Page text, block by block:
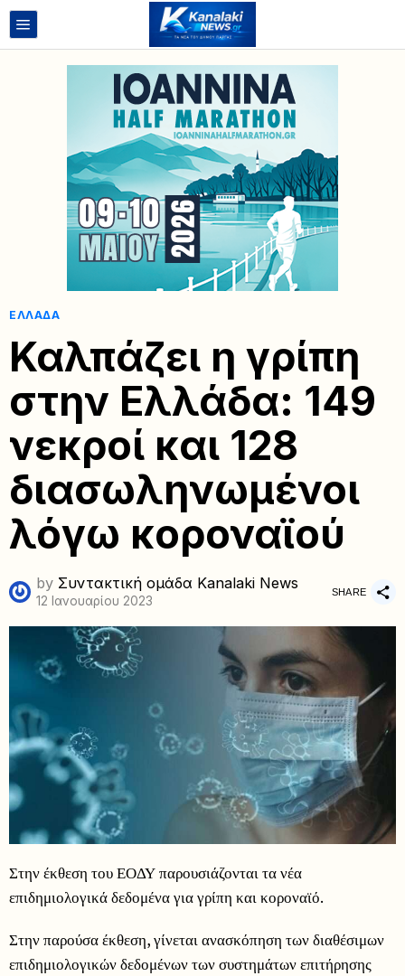
ΕΛΛΆΔΑ
Καλπάζει η γρίπη
στην Ελλάδα: 149
νεκροί και 128
διασωληνωμένοι
λόγω κοροναϊού
by Συντακτική ομάδα Kanalaki News
12 Ιανουαρίου 2023
SHARE
Στην έκθεση του ΕΟΔΥ παρουσιάζονται τα νέα
επιδημιολογικά δεδομένα για γρίπη και κοροναϊό.
Στην παρούσα έκθεση, γίνεται ανασκόπηση των διαθέσιμων
επιδημιολογικών δεδομένων των συστημάτων επιτήρησης